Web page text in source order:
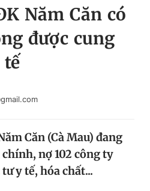
Magazine
Năm Căn có
được cung
Căn (Cà Mau) đang
nợ 102 công ty
y tế, hóa chất...